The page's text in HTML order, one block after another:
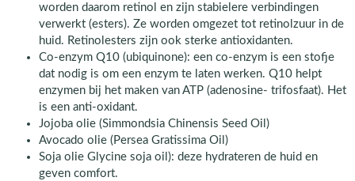
worden daarom retinol en zijn stabielere verbindingen
verwerkt (esters). Ze worden omgezet tot retinolzuur in de
huid. Retinolesters zijn ook sterke antioxidanten.
Co-enzym Q10 (ubiquinone): een co-enzym is een stofje
dat nodig is om een enzym te laten werken. Q10 helpt
enzymen bij het maken van ATP (adenosine- trifosfaat). Het
is een anti-oxidant.
Jojoba olie (Simmondsia Chinensis Seed Oil)
Avocado olie (Persea Gratissima Oil)
Soja olie Glycine soja oil): deze hydrateren de huid en
geven comfort.